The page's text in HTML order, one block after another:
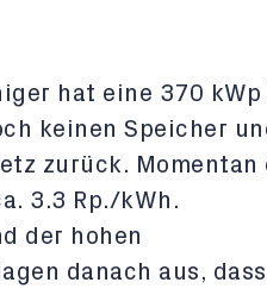
hat eine 370 kWp
keinen Speicher
zurück. Momentan
3.3 Rp./kWh.
der hohen
danach aus,